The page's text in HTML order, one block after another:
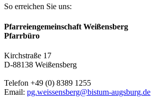
So erreichen Sie uns:
Pfarreiengemeinschaft Weißensberg
Pfarrbüro
Kirchstraße 17
D-88138 Weißensberg
Telefon +49 (0) 8389 1255
Email: pg.weissensberg@bistum-augsburg.de